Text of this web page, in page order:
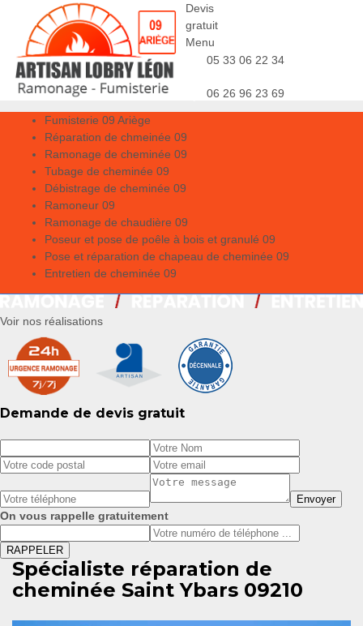
Devis
gratuit
Menu
05 33 06 22 34
06 26 96 23 69
Fumisterie 09 Ariège
Réparation de chmeinée 09
Ramonage de cheminée 09
Tubage de cheminée 09
Débistrage de cheminée 09
Ramoneur 09
Ramonage de chaudière 09
Poseur et pose de poêle à bois et granulé 09
Pose et réparation de chapeau de cheminée 09
Entretien de cheminée 09
Voir nos réalisations
Demande de devis gratuit
On vous rappelle gratuitement
Spécialiste réparation de
cheminée Saint Ybars 09210